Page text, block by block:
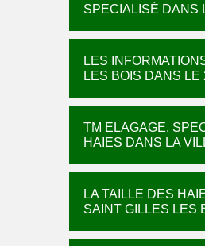
SPECIALISÉ DANS
LES
LES BOIS DANS
TM ELAGAGE,
HAIES DANS LA
LA TAILLE DES
SAINT GILLES LES